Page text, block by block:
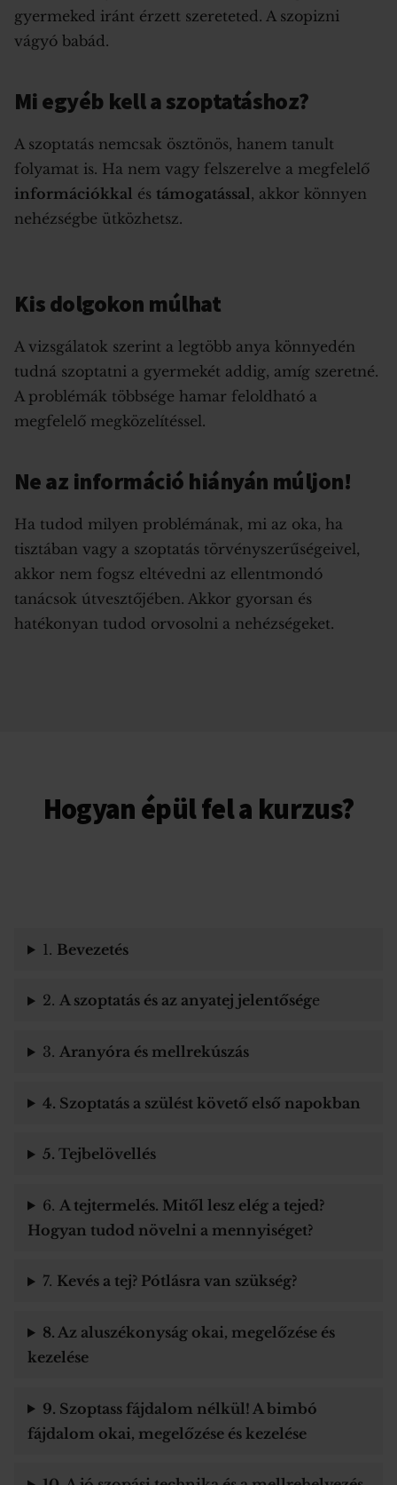
gyermeked iránt érzett szereteted. A szopizni
vágyó babád.
Mi egyéb kell a szoptatáshoz?
A szoptatás nemcsak ösztönös, hanem tanult
folyamat is. Ha nem vagy felszerelve a megfelelő
információkkal és támogatással, akkor könnyen
nehézségbe ütközhetsz.
Kis dolgokon múlhat
A vizsgálatok szerint a legtöbb anya könnyedén
tudná szoptatni a gyermekét addig, amíg szeretné.
A problémák többsége hamar feloldható a
megfelelő megközelítéssel.
Ne az információ hiányán múljon!
Ha tudod milyen problémának, mi az oka, ha
tisztában vagy a szoptatás törvényszerűségeivel,
akkor nem fogsz eltévedni az ellentmondó
tanácsok útvesztőjében. Akkor gyorsan és
hatékonyan tudod orvosolni a nehézségeket.
Hogyan épül fel a kurzus?
1. Bevezetés
2. A szoptatás és az anyatej jelentősége
3. Aranyóra és mellrekúszás
4. Szoptatás a szülést követő első napokban
5. Tejbelövellés
6. A tejtermelés. Mitől lesz elég a tejed?
Hogyan tudod növelni a mennyiséget?
7. Kevés a tej? Pótlásra van szükség?
8. Az aluszékonyság okai, megelőzése és
kezelése
9. Szoptass fájdalom nélkül! A bimbó
fájdalom okai, megelőzése és kezelése